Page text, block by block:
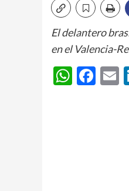
El delantero
en el Valencia-